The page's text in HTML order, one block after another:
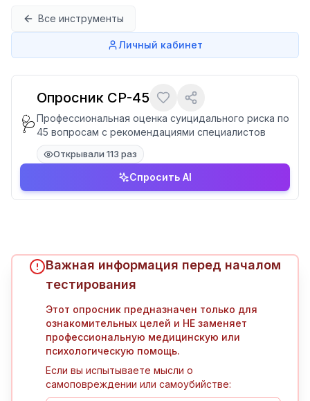
Все инструменты
Личный кабинет
🩺
Опросник СР-45
Профессиональная оценка суицидального риска по
45 вопросам с рекомендациями специалистов
Открывали 113 раз
Спросить AI
Важная информация перед началом
тестирования
Этот опросник предназначен только для
ознакомительных целей и НЕ заменяет
профессиональную медицинскую или
психологическую помощь.
Если вы испытываете мысли о
самоповреждении или самоубийстве: